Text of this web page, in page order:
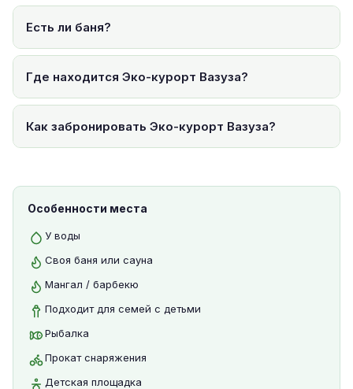
Есть ли баня?
Где находится Эко-курорт Вазуза?
Как забронировать Эко-курорт Вазуза?
Особенности места
У воды
Своя баня или сауна
Мангал / барбекю
Подходит для семей с детьми
Рыбалка
Прокат снаряжения
Детская площадка